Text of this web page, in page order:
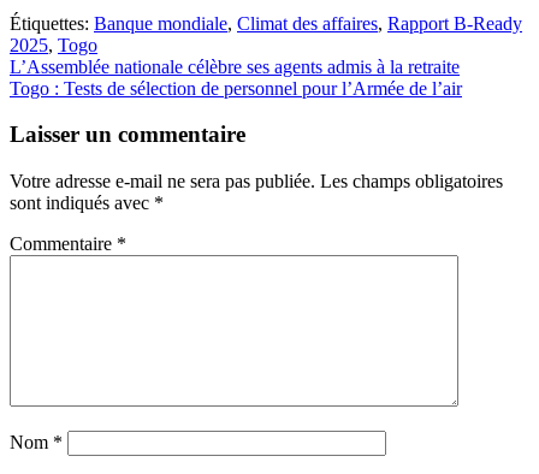
Étiquettes: Banque mondiale, Climat des affaires, Rapport B-Ready
2025, Togo
Navigation
de
l’article
L’Assemblée nationale célèbre ses agents admis à la retraite
Togo : Tests de sélection de personnel pour l’Armée de l’air
Laisser un commentaire
Votre adresse e-mail ne sera pas publiée. Les champs obligatoires
sont indiqués avec *
Commentaire *
Nom *